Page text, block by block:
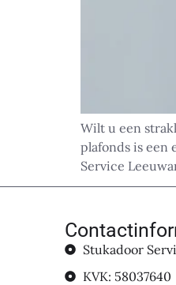
Wilt u een
plafonds is een
Service
Stukadoor
KVK: 58037640